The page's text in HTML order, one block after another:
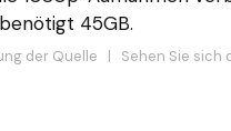
45GB.
der Quelle | Sehen Sie sich